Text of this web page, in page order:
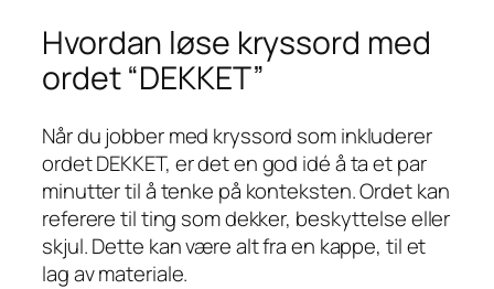
Hvordan løse kryssord med
ordet “DEKKET”
Når du jobber med kryssord som inkluderer
ordet DEKKET, er det en god idé å ta et par
minutter til å tenke på konteksten. Ordet kan
referere til ting som dekker, beskyttelse eller
skjul. Dette kan være alt fra en kappe, til et
lag av materiale.